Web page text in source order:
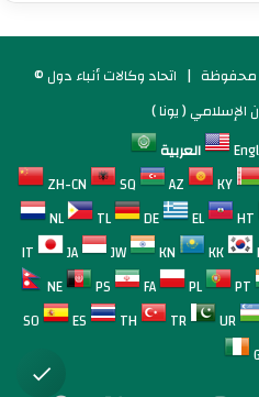
اتحاد وكالات أنباء دول
الإسلامي ( يونا )
العربية
ZH-CN
SQ AZ KY
NL
TL DE EL HT
IT
JA JW KN KK
NE
PS FA PL PT
SO
ES TH TR UR